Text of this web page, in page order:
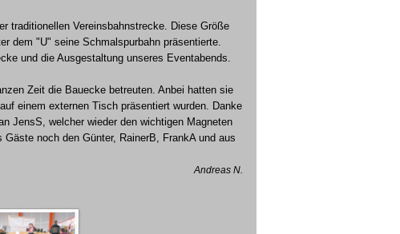
traditionellen Vereinsbahnstrecke. Diese Größe
dem "U" seine Schmalspurbahn präsentierte.
und die Ausgestaltung unseres Eventabends.
Zeit die Bauecke betreuten. Anbei hatten sie
einem externen Tisch präsentiert wurden. Danke
JensS, welcher wieder den wichtigen Magneten
Gäste noch den Günter, RainerB, FrankA und aus
Andreas N.